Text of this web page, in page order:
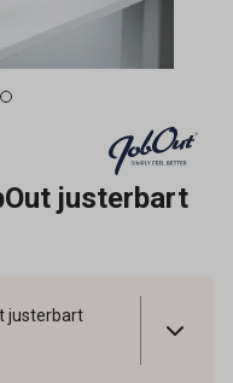
justerbart
justerbart